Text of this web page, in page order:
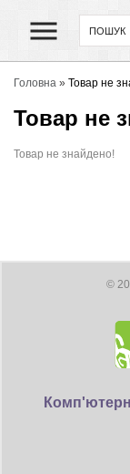
Головна » Товар не
Товар не
Товар не знайдено!
©